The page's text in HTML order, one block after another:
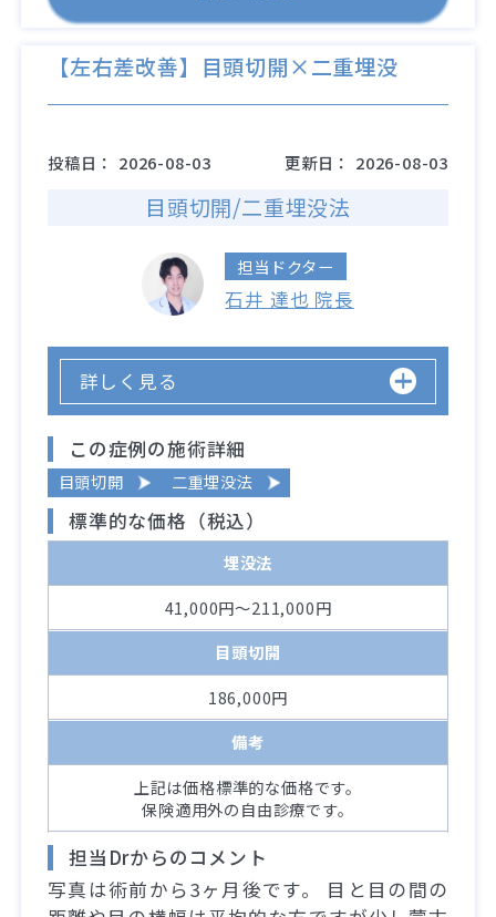
【左右差改善】目頭切開×二重埋没
投稿日： 2026-08-03 更新日： 2026-08-03
目頭切開/二重埋没法
担当ドクター
石井 達也 院長
詳しく見る
この症例の施術詳細
目頭切開 二重埋没法
標準的な価格（税込）
埋没法
41,000円～211,000円
目頭切開
186,000円
備考
上記は価格標準的な価格です。
保険適用外の自由診療です。
担当Drからのコメント
写真は術前から3ヶ月後です。 目と目の間の